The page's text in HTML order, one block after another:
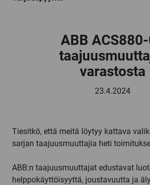
ABB
varastosta
23.4.2024
Tiesitkö, että meitä löytyy kattava
sarjan taajuusmuuttajia heti
ABB:n taajuusmuuttajat edustavat
helppokäyttöisyyttä, joustavuutta ja